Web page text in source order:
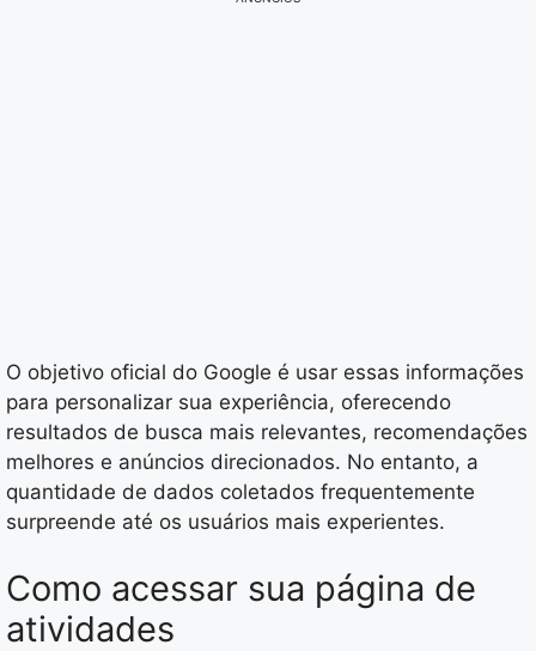
O objetivo oficial do Google é usar essas informações
para personalizar sua experiência, oferecendo
resultados de busca mais relevantes, recomendações
melhores e anúncios direcionados. No entanto, a
quantidade de dados coletados frequentemente
surpreende até os usuários mais experientes.
Como acessar sua página de
atividades